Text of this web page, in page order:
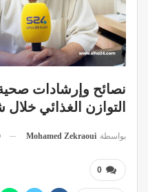
نصائح وإرشادات
التوازن الغذائي
بواسطة Mohamed Zekraoui
0